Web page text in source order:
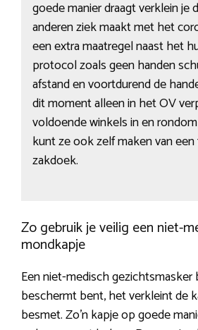
goede manier draagt verklein je
anderen ziek maakt met het
een extra maatregel naast het
protocol zoals geen handen
afstand en voortdurend de
dit moment alleen in het OV
voldoende winkels in en
kunt ze ook zelf maken van
zakdoek.
Zo gebruik je veilig een niet-
mondkapje
Een niet-medisch
beschermt bent, het verkleint de
besmet. Zo’n kapje op goede